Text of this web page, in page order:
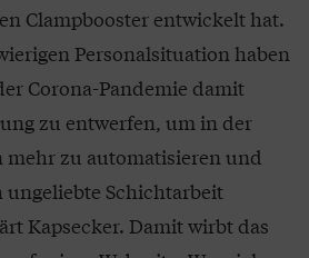
Clampbooster entwickelt hat.
Personalsituation haben
Corona-Pandemie damit
zu entwerfen, um in der
mehr zu automatisieren und
Schichtarbeit
Kapsecker. Damit wirbt das